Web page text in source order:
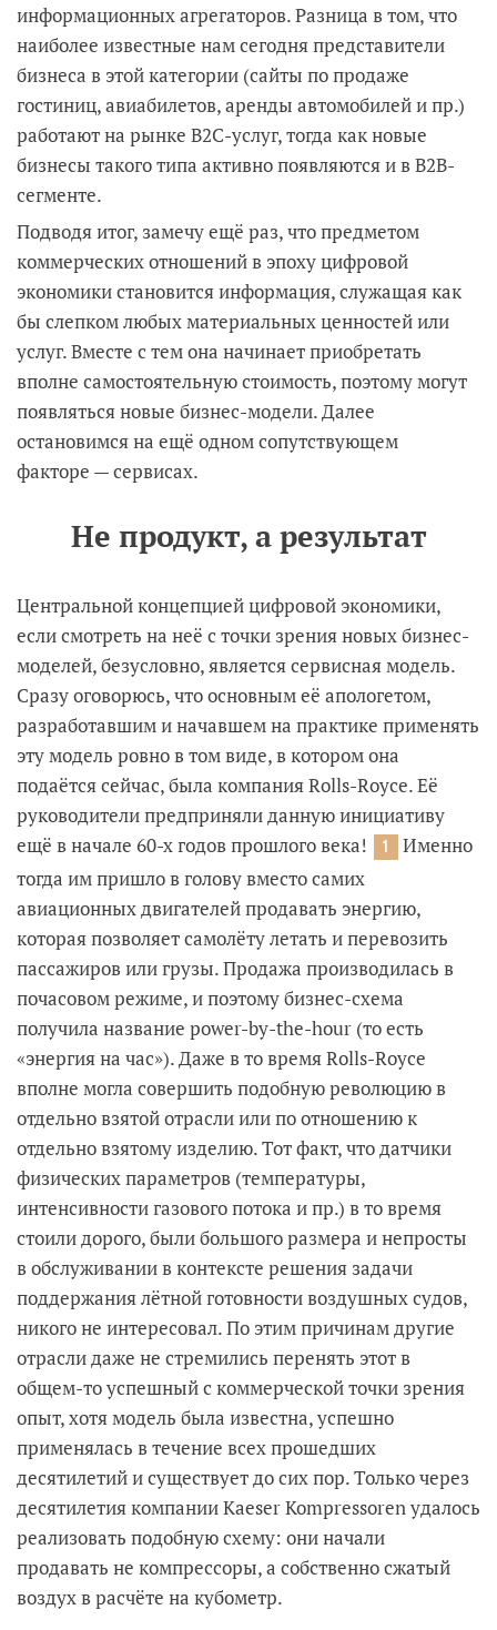
информационных агрегаторов. Разница в том, что
наиболее известные нам сегодня представители
бизнеса в этой категории (сайты по продаже
гостиниц, авиабилетов, аренды автомобилей и пр.)
работают на рынке B2C-услуг, тогда как новые
бизнесы такого типа активно появляются и в B2B-
сегменте.
Подводя итог, замечу ещё раз, что предметом
коммерческих отношений в эпоху цифровой
экономики становится информация, служащая как
бы слепком любых материальных ценностей или
услуг. Вместе с тем она начинает приобретать
вполне самостоятельную стоимость, поэтому могут
появляться новые бизнес-модели. Далее
остановимся на ещё одном сопутствующем
факторе — сервисах.
Не продукт, а результат
Центральной концепцией цифровой экономики,
если смотреть на неё с точки зрения новых бизнес-
моделей, безусловно, является сервисная модель.
Сразу оговорюсь, что основным её апологетом,
разработавшим и начавшем на практике применять
эту модель ровно в том виде, в котором она
подаётся сейчас, была компания Rolls-Royce. Её
руководители предприняли данную инициативу
ещё в начале 60-х годов прошлого века!
1
Именно
тогда им пришло в голову вместо самих
авиационных двигателей продавать энергию,
которая позволяет самолёту летать и перевозить
пассажиров или грузы. Продажа производилась в
почасовом режиме, и поэтому бизнес-схема
получила название power-by-the-hour (то есть
«энергия на час»). Даже в то время Rolls-Royce
вполне могла совершить подобную революцию в
отдельно взятой отрасли или по отношению к
отдельно взятому изделию. Тот факт, что датчики
физических параметров (температуры,
интенсивности газового потока и пр.) в то время
стоили дорого, были большого размера и непросты
в обслуживании в контексте решения задачи
поддержания лётной готовности воздушных судов,
никого не интересовал. По этим причинам другие
отрасли даже не стремились перенять этот в
общем-то успешный с коммерческой точки зрения
опыт, хотя модель была известна, успешно
применялась в течение всех прошедших
десятилетий и существует до сих пор. Только через
десятилетия компании Kaeser Kompressoren удалось
реализовать подобную схему: они начали
продавать не компрессоры, а собственно сжатый
воздух в расчёте на кубометр.